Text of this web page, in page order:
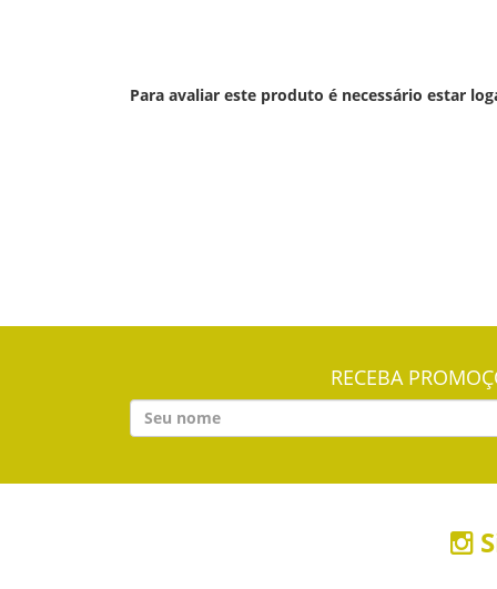
Para avaliar este produto é necessário estar
RECEBA